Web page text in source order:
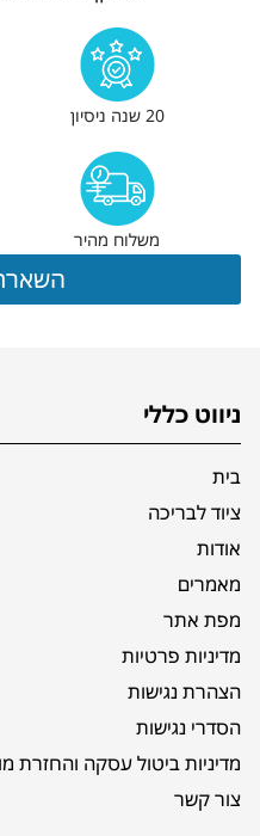
20 שנה ניסיון
משלוח מהיר
ניווט כללי
בית
ציוד לבריכה
אודות
מאמרים
מפת אתר
מדיניות פרטיות
הצהרת נגישות
הסדרי נגישות
מדיניות ביטול עסקה והחזרת
צור קשר